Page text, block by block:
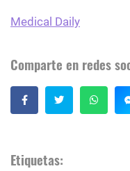
Medical Daily
Comparte en redes
Etiquetas: